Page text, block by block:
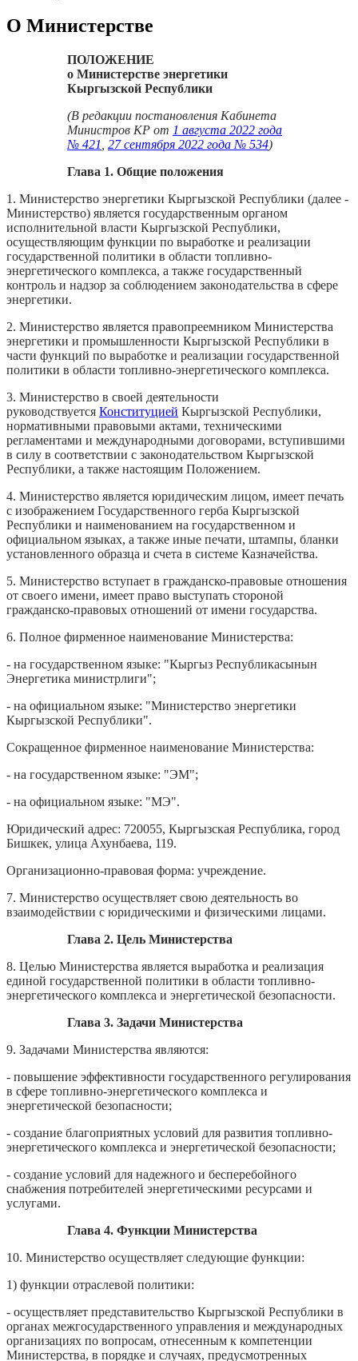
О Министерстве
ПОЛОЖЕНИЕ
о Министерстве энергетики
Кыргызской Республики
(В редакции постановления Кабинета
Министров КР от 1 августа 2022 года
№ 421 27 сентября 2022 года № 534)
Глава 1. Общие положения
1. Министерство энергетики Кыргызской Республики (далее -
Министерство) является государственным органом
исполнительной власти Кыргызской Республики,
осуществляющим функции по выработке и реализации
государственной политики в области топливно-
энергетического комплекса, а также государственный
контроль и надзор за соблюдением законодательства в сфере
энергетики.
2. Министерство является правопреемником Министерства
энергетики и промышленности Кыргызской Республики в
части функций по выработке и реализации государственной
политики в области топливно-энергетического комплекса.
3. Министерство в своей деятельности
руководствуется Конституцией Кыргызской Республики,
нормативными правовыми актами, техническими
регламентами и международными договорами, вступившими
в силу в соответствии с законодательством Кыргызской
Республики, а также настоящим Положением.
4. Министерство является юридическим лицом, имеет печать
с изображением Государственного герба Кыргызской
Республики и наименованием на государственном и
официальном языках, а также иные печати, штампы, бланки
установленного образца и счета в системе Казначейства.
5. Министерство вступает в гражданско-правовые отношения
от своего имени, имеет право выступать стороной
гражданско-правовых отношений от имени государства.
6. Полное фирменное наименование Министерства:
- на государственном языке: "Кыргыз Республикасынын
Энергетика министрлиги";
- на официальном языке: "Министерство энергетики
Кыргызской Республики".
Сокращенное фирменное наименование Министерства:
- на государственном языке: "ЭМ";
- на официальном языке: "МЭ".
Юридический адрес: 720055, Кыргызская Республика, город
Бишкек, улица Ахунбаева, 119.
Организационно-правовая форма: учреждение.
7. Министерство осуществляет свою деятельность во
взаимодействии с юридическими и физическими лицами.
Глава 2. Цель Министерства
8. Целью Министерства является выработка и реализация
единой государственной политики в области топливно-
энергетического комплекса и энергетической безопасности.
Глава 3. Задачи Министерства
9. Задачами Министерства являются:
- повышение эффективности государственного регулирования
в сфере топливно-энергетического комплекса и
энергетической безопасности;
- создание благоприятных условий для развития топливно-
энергетического комплекса и энергетической безопасности;
- создание условий для надежного и бесперебойного
снабжения потребителей энергетическими ресурсами и
услугами.
Глава 4. Функции Министерства
10. Министерство осуществляет следующие функции:
1) функции отраслевой политики:
- осуществляет представительство Кыргызской Республики в
органах межгосударственного управления и международных
организациях по вопросам, отнесенным к компетенции
Министерства, в порядке и случаях, предусмотренных